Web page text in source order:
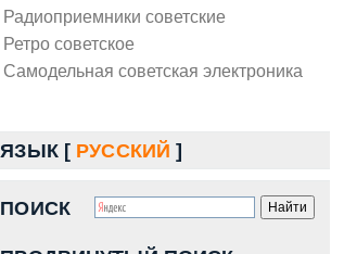
Радиоприемники советские
Ретро советское
Самодельная советская электроника
ЯЗЫК [ РУССКИЙ ]
ПОИСК